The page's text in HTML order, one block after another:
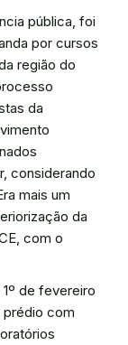
pública, foi
por cursos
região do
da
considerando
mais um
da
com o
de fevereiro
prédio com